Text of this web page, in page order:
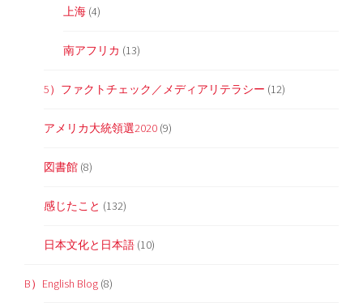
上海 (4)
南アフリカ (13)
5）ファクトチェック／メディアリテラシー (12)
アメリカ大統領選2020 (9)
図書館 (8)
感じたこと (132)
日本文化と日本語 (10)
B）English Blog (8)